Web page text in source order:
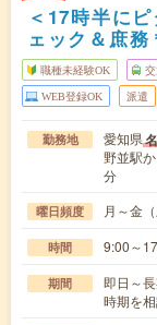
＜17時半に
ェック＆庶務
職種未経験OK
WEB登録OK 派遣
勤務地 愛知県
野並駅
分
曜日頻度 月～金
時間 9:00～
期間
即日～
時期を